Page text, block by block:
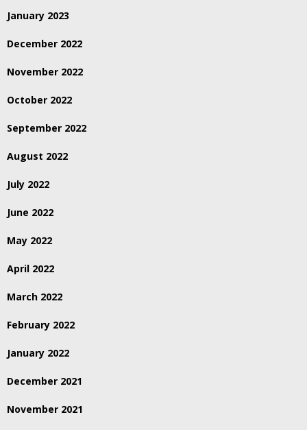
January 2023
December 2022
November 2022
October 2022
September 2022
August 2022
July 2022
June 2022
May 2022
April 2022
March 2022
February 2022
January 2022
December 2021
November 2021